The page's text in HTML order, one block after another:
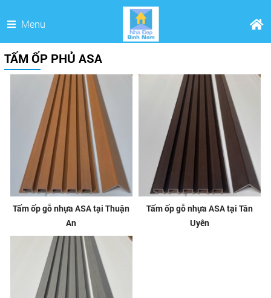
Menu
TẤM ỐP PHỦ ASA
Tấm ốp gỗ nhựa ASA tại Thuận
An
Tấm ốp gỗ nhựa ASA tại Tân
Uyên